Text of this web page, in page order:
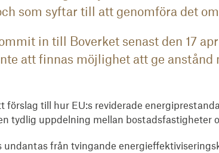
som syftar till att genomföra det
in till Boverket senast den 17
att finnas möjlighet att ge anstånd
förslag till hur EU:s reviderade
tydlig uppdelning mellan bostadsfastigheter
från tvingande